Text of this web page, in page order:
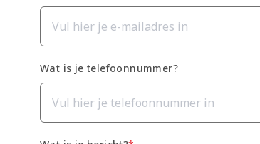
Wat is je telefoonnummer?